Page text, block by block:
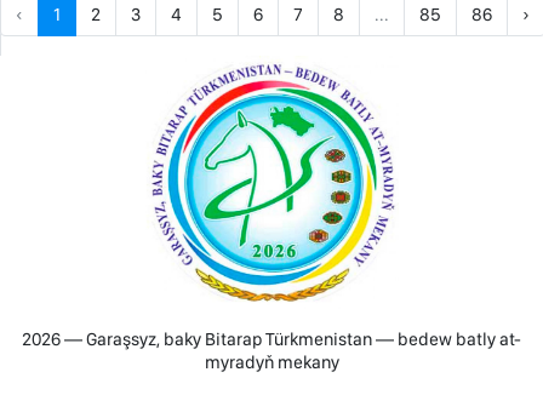
‹ 1 2 3 4 5 6 7 8 ... 85 86 ›
2026 — Garaşsyz, baky Bitarap Türkmenistan — bedew batly at-
myradyň mekany